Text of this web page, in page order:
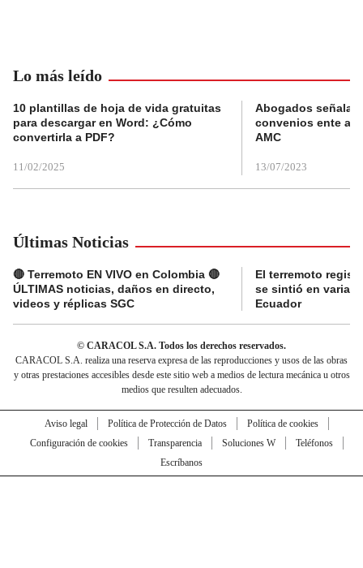
Lo más leído
10 plantillas de hoja de vida gratuitas
para descargar en Word: ¿Cómo
convertirla a PDF?
11/02/2025
Abogados
convenios ente
AMC
13/07/2023
Últimas Noticias
🔴 Terremoto EN VIVO en Colombia 🔴
ÚLTIMAS noticias, daños en directo,
videos y réplicas SGC
El terremoto
se sintió en varias
Ecuador
© CARACOL S.A. Todos los derechos reservados.
CARACOL S.A. realiza una reserva expresa de las reproducciones y usos de las obras
y otras prestaciones accesibles desde este sitio web a medios de lectura mecánica u otros
medios que resulten adecuados.
Aviso legal Política de Protección de Datos
Política de cookies
Configuración de cookies
Transparencia Soluciones W
Teléfonos
Escríbanos